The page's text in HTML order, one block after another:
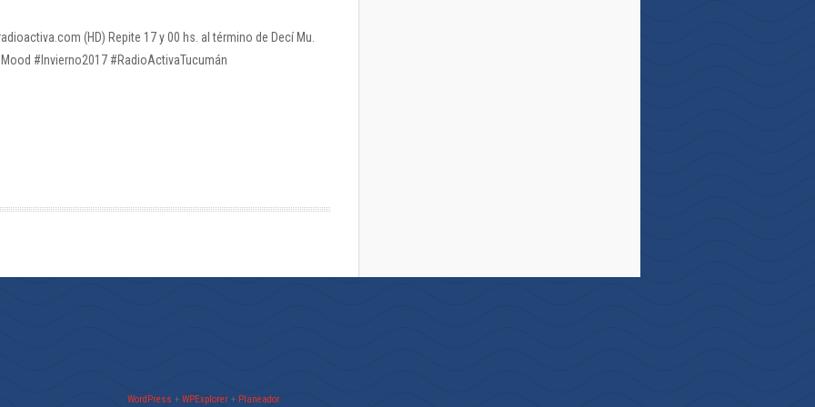
(HD) Repite 17 y 00 hs. al término de Decí Mu.
#Invierno2017 #RadioActivaTucumán
WordPress + WPExplorer + Planeador